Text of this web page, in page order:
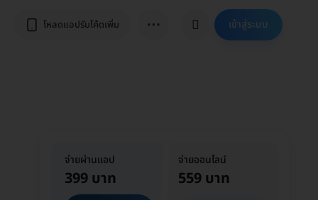
โหลดแอปรับโค้ดเพิ่ม ⋯ เข้าสู่ระบบ
จ่ายผ่านแอป
399 บาท
จ่ายออนไลน์
559 บาท